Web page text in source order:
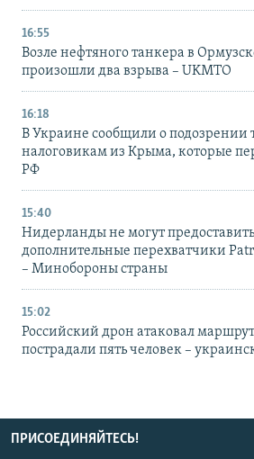
16:55
Возле нефтяного танкера в
произошли два взрыва – UKMTO
16:18
В Украине сообщили о
налоговикам из Крыма, которые
РФ
15:40
Нидерланды не могут
дополнительные перехватчики
– Минобороны страны
15:02
Российский дрон атаковал
пострадали пять человек –
ПРИСОЕДИНЯЙТЕСЬ!